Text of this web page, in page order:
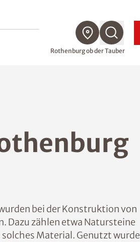
Rothenburg ob der Tauber
bei der Konstruktion von
Dazu zählen etwa Natursteine
Material. Genutzt wurde